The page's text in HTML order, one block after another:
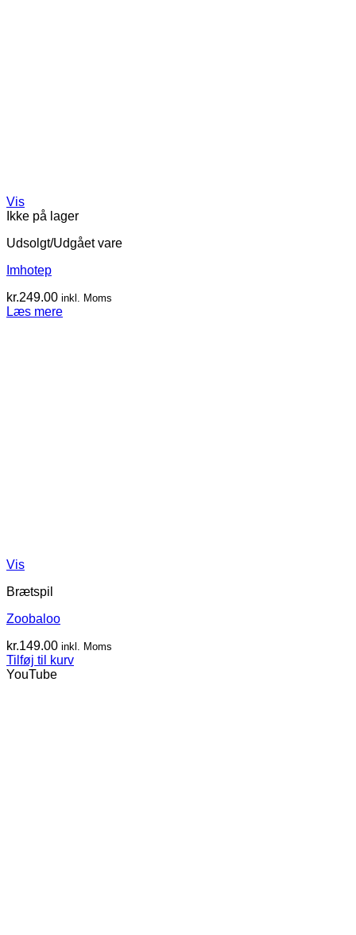
Vis
Ikke på lager
Udsolgt/Udgået vare
Imhotep
kr.249.00 inkl. Moms
Læs mere
Vis
Brætspil
Zoobaloo
kr.149.00 inkl. Moms
Tilføj til kurv
YouTube